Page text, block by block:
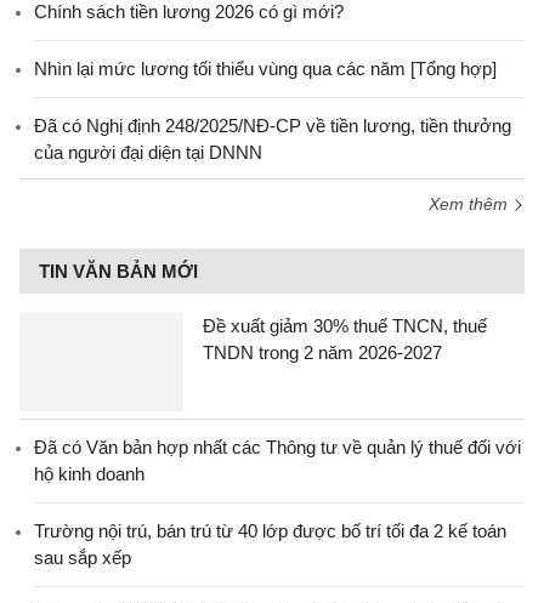
Chính sách tiền lương 2026 có gì mới?
Nhìn lại mức lương tối thiểu vùng qua các năm [Tổng hợp]
Đã có Nghị định 248/2025/NĐ-CP về tiền lương, tiền thưởng
của người đại diện tại DNNN
Xem thêm
TIN VĂN BẢN MỚI
Đề xuất giảm 30% thuế TNCN, thuế
TNDN trong 2 năm 2026-2027
Đã có Văn bản hợp nhất các Thông tư về quản lý thuế đối với
hộ kinh doanh
Trường nội trú, bán trú từ 40 lớp được bố trí tối đa 2 kế toán
sau sắp xếp